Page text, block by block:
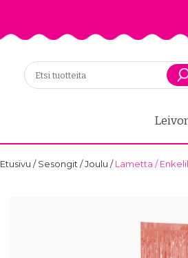
Etusivu /Sesongit /Joulu /Lametta /